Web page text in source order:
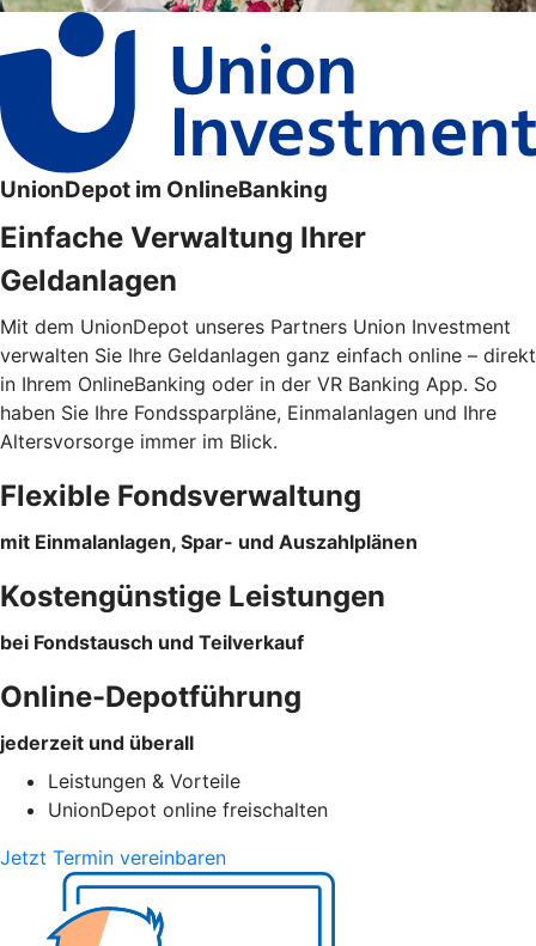
UnionDepot im OnlineBanking
Einfache Verwaltung Ihrer
Geldanlagen
Mit dem UnionDepot unseres Partners Union Investment
verwalten Sie Ihre Geldanlagen ganz einfach online – direkt
in Ihrem OnlineBanking oder in der VR Banking App. So
haben Sie Ihre Fondssparpläne, Einmalanlagen und Ihre
Altersvorsorge immer im Blick.
Flexible Fondsverwaltung
mit Einmalanlagen, Spar- und Auszahlplänen
Kostengünstige Leistungen
bei Fondstausch und Teilverkauf
Online-Depotführung
jederzeit und überall
Leistungen & Vorteile
UnionDepot online freischalten
Jetzt Termin vereinbaren